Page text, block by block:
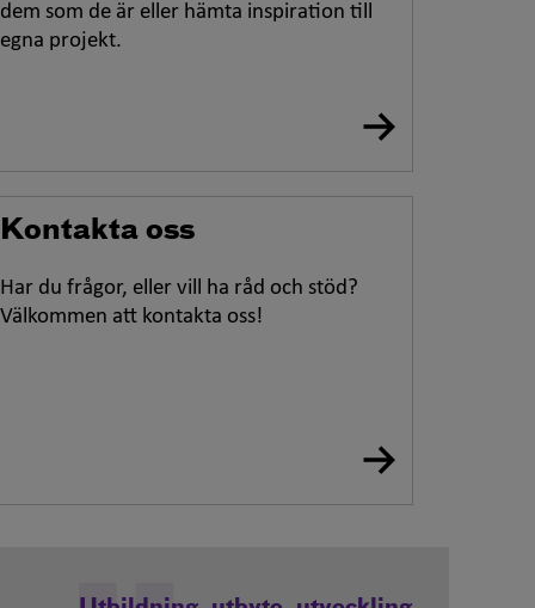
dem som de är eller hämta inspiration till
egna projekt.
Kontakta oss
Har du frågor, eller vill ha råd och stöd?
Välkommen att kontakta oss!